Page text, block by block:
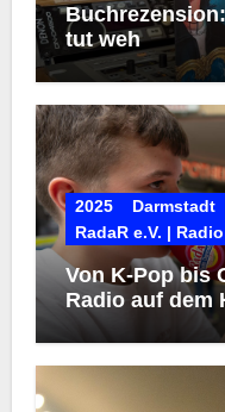
tut weh
2025
Darmstadt
RadaR e.V. |
Von K-Pop bis
Radio auf dem